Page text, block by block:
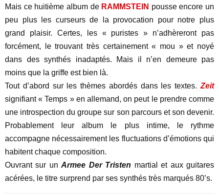
Mais ce huitième album de RAMMSTEIN pousse encore un
peu plus les curseurs de la provocation pour notre plus
grand plaisir. Certes, les « puristes » n’adhèreront pas
forcément, le trouvant très certainement « mou » et noyé
dans des synthés inadaptés. Mais il n’en demeure pas
moins que la griffe est bien là.
Tout d’abord sur les thèmes abordés dans les textes.Zeit
signifiant « Temps » en allemand, on peut le prendre comme
une introspection du groupe sur son parcours et son devenir.
Probablement leur album le plus intime, le rythme
accompagne nécessairement les fluctuations d’émotions qui
habitent chaque composition.
Ouvrant sur unArmee Der Tristen martial et aux guitares
acérées, le titre surprend par ses synthés très marqués 80’s.